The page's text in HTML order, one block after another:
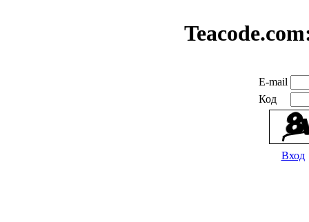
E-mail
Код
Вход